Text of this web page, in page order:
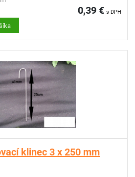
0,39 € s DPH
klinec 3 x 250 mm